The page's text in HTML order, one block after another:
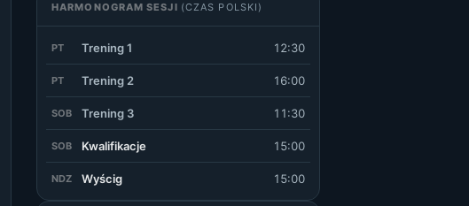
HARMONOGRAM SESJI (CZAS POLSKI)
PT Trening 1 12:30
PT Trening 2 16:00
SOB Trening 3 11:30
SOB Kwalifikacje 15:00
NDZ Wyścig 15:00